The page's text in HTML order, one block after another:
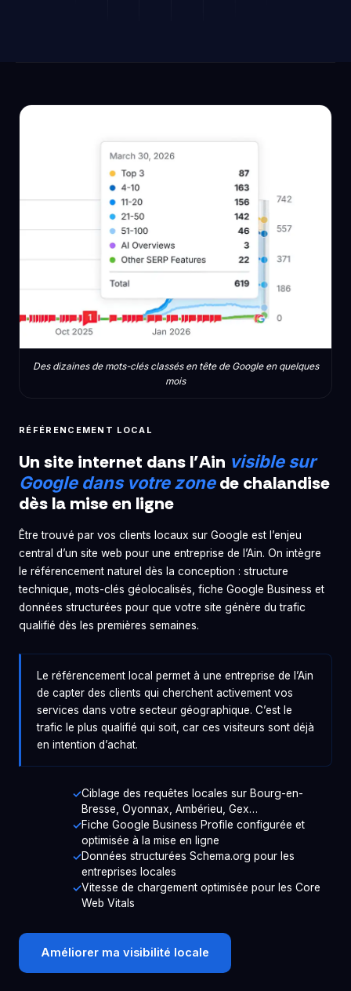
Des dizaines de mots-clés classés en tête de Google en quelques
mois
RÉFÉRENCEMENT LOCAL
Un site internet dans l’Ain visible sur
Google dans votre zonede chalandise
dès la mise en ligne
Être trouvé par vos clients locaux sur Google est l’enjeu
central d’un site web pour une entreprise de l’Ain. On intègre
le référencement naturel dès la conception : structure
technique, mots-clés géolocalisés, fiche Google Business et
données structurées pour que votre site génère du trafic
qualifié dès les premières semaines.
Le référencement local permet à une entreprise de l’Ain
de capter des clients qui cherchent activement vos
services dans votre secteur géographique. C’est le
trafic le plus qualifié qui soit, car ces visiteurs sont déjà
en intention d’achat.
Ciblage des requêtes locales sur Bourg-en-
Bresse, Oyonnax, Ambérieu, Gex…
Fiche Google Business Profile configurée et
optimisée à la mise en ligne
Données structurées Schema.org pour les
entreprises locales
Vitesse de chargement optimisée pour les Core
Web Vitals
Améliorer ma visibilité locale